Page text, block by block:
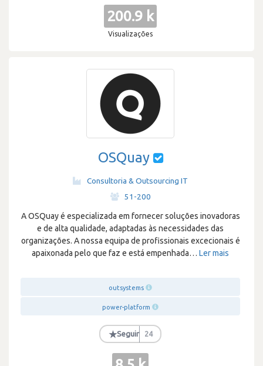
200.9 k
Visualizações
OSQuay
Consultoria & Outsourcing IT
51-200
A OSQuay é especializada em fornecer soluções inovadoras
e de alta qualidade, adaptadas às necessidades das
organizações. A nossa equipa de profissionais excecionais é
apaixonada pelo que faz e está empenhada… Ler mais
outsystems
power-platform
★Seguir 24